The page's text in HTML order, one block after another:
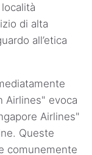
di alta
all’etica
Airlines" evoca
Airlines"
Queste
comunemente